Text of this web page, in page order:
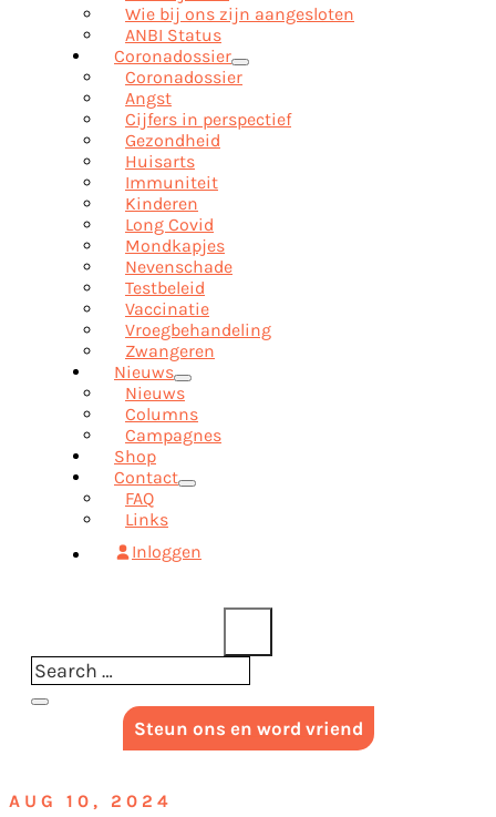
Wie bij ons zijn aangesloten
ANBI Status
Coronadossier
Coronadossier
Angst
Cijfers in perspectief
Gezondheid
Huisarts
Immuniteit
Kinderen
Long Covid
Mondkapjes
Nevenschade
Testbeleid
Vaccinatie
Vroegbehandeling
Zwangeren
Nieuws
Nieuws
Columns
Campagnes
Shop
Contact
FAQ
Links
Inloggen
Steun ons en word vriend
AUG 10, 2024